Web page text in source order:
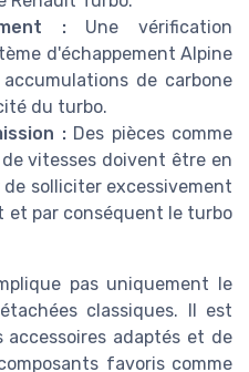
:Une vérification
d'échappement Alpine
de carbone
du turbo.
:Des pièces comme
vitesses doivent être en
solliciter excessivement
et par conséquent le turbo
pas uniquement le
classiques. Il est
adaptés et de
favoris comme